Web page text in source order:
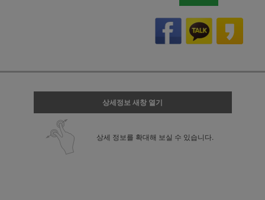
상세정보 새창 열기
상세 정보를 확대해 보실 수 있습니다.